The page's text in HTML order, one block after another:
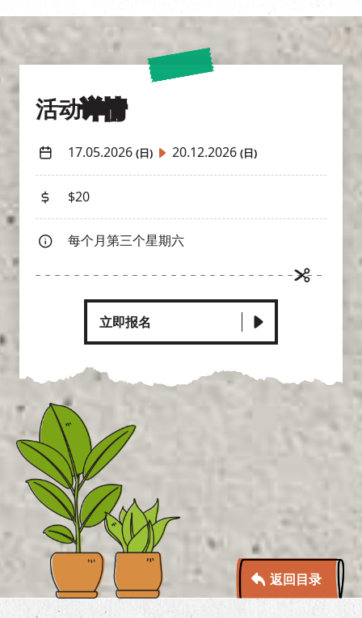
活动详情
17.05.2026 (日) 20.12.2026 (日)
$20
每个月第三个星期六
立即报名
返回目录